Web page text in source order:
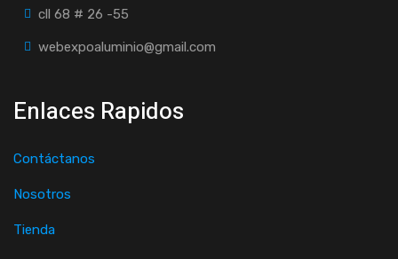
cll 68 # 26 -55
webexpoaluminio@gmail.com
Enlaces Rapidos
Contáctanos
Nosotros
Tienda